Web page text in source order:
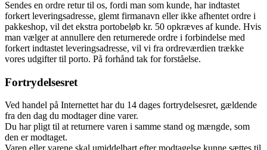
Sendes en ordre retur til os, fordi man som kunde, har indtastet
forkert leveringsadresse, glemt firmanavn eller ikke afhentet ordre i
pakkeshop, vil det ekstra portobeløb kr. 50 opkræves af kunde. Hvis
man vælger at annullere den returnerede ordre i forbindelse med
forkert indtastet leveringsadresse, vil vi fra ordreværdien trække
vores udgifter til porto. På forhånd tak for forståelse.
Fortrydelsesret
Ved handel på Internettet har du 14 dages fortrydelsesret, gældende
fra den dag du modtager dine varer.
Du har pligt til at returnere varen i samme stand og mængde, som
den er modtaget.